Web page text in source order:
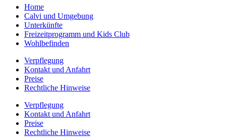
Home
Calvi und Umgebung
Unterkünfte
Freizeitprogramm und Kids Club
Wohlbefinden
Verpflegung
Kontakt und Anfahrt
Preise
Rechtliche Hinweise
Verpflegung
Kontakt und Anfahrt
Preise
Rechtliche Hinweise